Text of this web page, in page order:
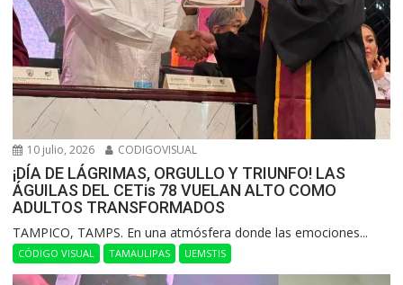
10 julio, 2026 CODIGOVISUAL
¡DÍA DE LÁGRIMAS, ORGULLO Y TRIUNFO! LAS
ÁGUILAS DEL CETis 78 VUELAN ALTO COMO
ADULTOS TRANSFORMADOS
​TAMPICO, TAMPS. En una atmósfera donde las emociones...
CÓDIGO VISUAL TAMAULIPAS UEMSTIS